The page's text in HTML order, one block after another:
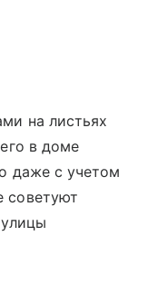
на листьях
в доме
даже с учетом
советуют